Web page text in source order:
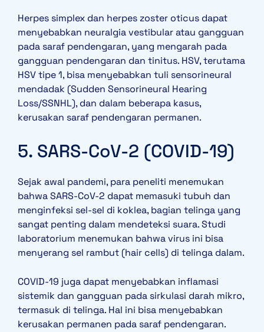
Herpes simplex dan herpes zoster oticus dapat
menyebabkan neuralgia vestibular atau gangguan
pada saraf pendengaran, yang mengarah pada
gangguan pendengaran dan tinitus. HSV, terutama
HSV tipe 1, bisa menyebabkan tuli sensorineural
mendadak (Sudden Sensorineural Hearing
Loss/SSNHL), dan dalam beberapa kasus,
kerusakan saraf pendengaran permanen.
5. SARS-CoV-2 (COVID-19)
Sejak awal pandemi, para peneliti menemukan
bahwa SARS-CoV-2 dapat memasuki tubuh dan
menginfeksi sel-sel di koklea, bagian telinga yang
sangat penting dalam mendeteksi suara. Studi
laboratorium menemukan bahwa virus ini bisa
menyerang sel rambut (hair cells) di telinga dalam.
COVID-19 juga dapat menyebabkan inflamasi
sistemik dan gangguan pada sirkulasi darah mikro,
termasuk di telinga. Hal ini bisa menyebabkan
kerusakan permanen pada saraf pendengaran.